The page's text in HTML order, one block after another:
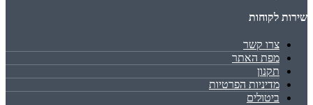
שירות לקוחות
צרו קשר
מפת האתר
תקנון
מדיניות הפרטיות
ביטולים